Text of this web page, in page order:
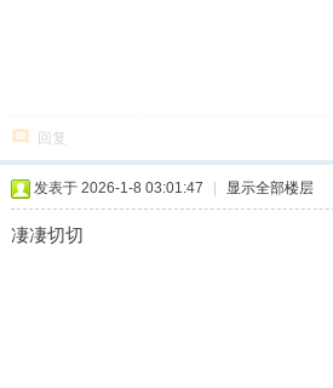
回复
发表于 2026-1-8 03:01:47 显示全部楼层
凄凄切切